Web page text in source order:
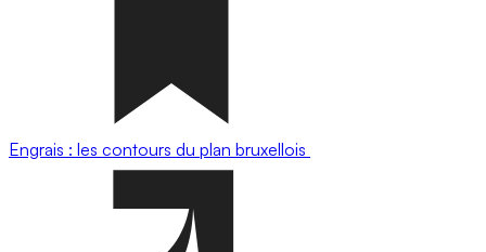
Engrais : les contours du plan bruxellois